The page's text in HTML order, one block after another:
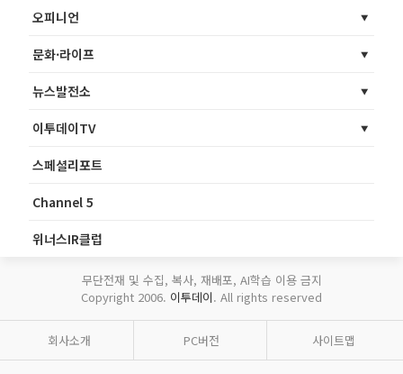
오피니언
문화·라이프
뉴스발전소
이투데이TV
스페셜리포트
Channel 5
위너스IR클럽
무단전재 및 수집, 복사, 재배포, AI학습 이용 금지
Copyright 2006. 이투데이. All rights reserved
회사소개 PC버전 사이트맵